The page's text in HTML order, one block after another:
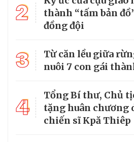
2
thành “tấm bản
đồng đội
3
Từ căn lều giữa
nuôi 7 con gái
4
Tổng Bí thư, Chủ
tặng huân chương
chiến sĩ Kpă Thiêp